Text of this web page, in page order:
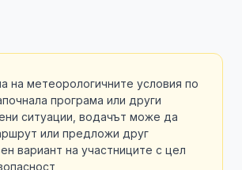
на метеорологичните условия по
програма или други
ситуации, водачът може да
или предложи друг
вариант на участниците с цел